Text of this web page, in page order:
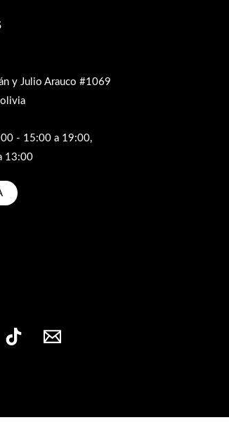
y Julio Arauco #1069
- 15:00 a 19:00,
13:00